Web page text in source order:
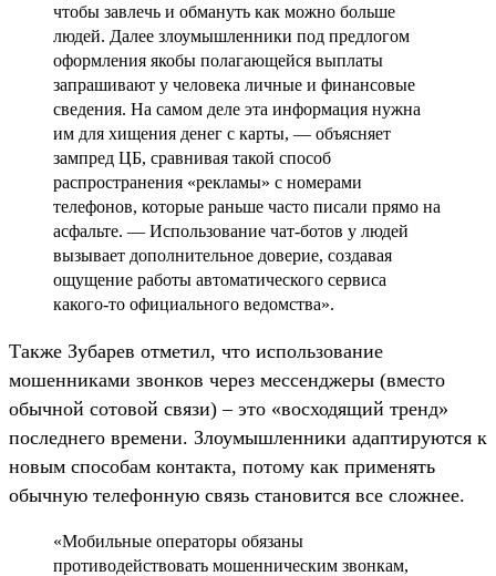
чтобы завлечь и обмануть как можно больше
людей. Далее злоумышленники под предлогом
оформления якобы полагающейся выплаты
запрашивают у человека личные и финансовые
сведения. На самом деле эта информация нужна
им для хищения денег с карты, — объясняет
зампред ЦБ, сравнивая такой способ
распространения «рекламы» с номерами
телефонов, которые раньше часто писали прямо на
асфальте. — Использование чат-ботов у людей
вызывает дополнительное доверие, создавая
ощущение работы автоматического сервиса
какого-то официального ведомства».
Также Зубарев отметил, что использование
мошенниками звонков через мессенджеры (вместо
обычной сотовой связи) – это «восходящий тренд»
последнего времени. Злоумышленники адаптируются к
новым способам контакта, потому как применять
обычную телефонную связь становится все сложнее.
«Мобильные операторы обязаны
противодействовать мошенническим звонкам,